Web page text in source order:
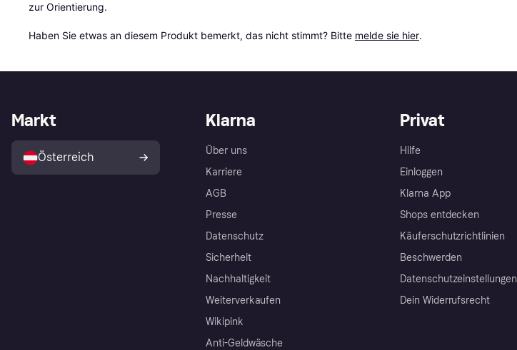
zur Orientierung.
Haben Sie etwas an diesem Produkt bemerkt, das nicht stimmt? Bitte melde sie hier.
Klarna
Über uns
Karriere
AGB
Presse
Datenschutz
Sicherheit
Nachhaltigkeit
Weiterverkaufen
Wikipink
Anti-Geldwäsche
Privat
Hilfe
Einloggen
Klarna App
Shops entdecken
Käuferschutzrichtlinien
Beschwerden
Datenschutzeinstellungen
Dein Widerrufsrecht
Markt
Österreich